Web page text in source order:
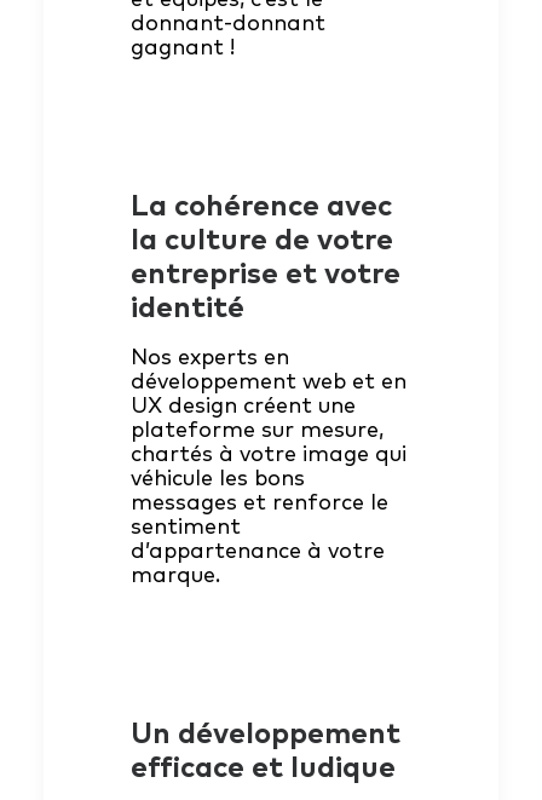
donnant-donnant
gagnant !
La cohérence avec
la culture de votre
entreprise et votre
identité
Nos experts en
développement web et en
UX design créent une
plateforme sur mesure,
chartés à votre image qui
véhicule les bons
messages et renforce le
sentiment
d’appartenance à votre
marque.
Un développement
efficace et ludique